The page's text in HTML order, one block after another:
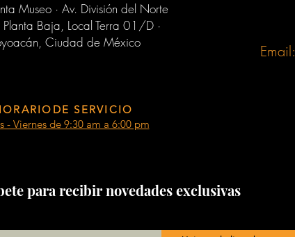
Museo · Av. División del Norte
Baja, Local Terra 01/D ·
Ciudad de México
Email:
SERVICIO
- Viernes de 9:30 am a 6:00 pm
para recibir novedades exclusivas